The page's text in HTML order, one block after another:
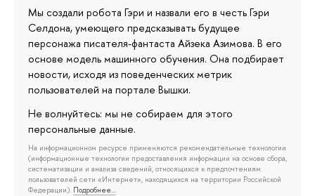
Мы создали робота Гэри и назвали его в честь Гэри
Селдона, умеющего предсказывать будущее
персонажа писателя-фантаста Айзека Азимова. В его
основе модель машинного обучения. Она подбирает
новости, исходя из поведенческих метрик
пользователей на портале Вышки.
Не волнуйтесь: мы не собираем для этого
персональные данные.
На информационном ресурсе применяются рекомендательные технологии
(информационные технологии предоставления информации на основе сбора,
систематизации и анализа сведений, относящихся к предпочтениям
пользователей сети «Интернет», находящихся на территории Российской
Федерации). Подробнее…